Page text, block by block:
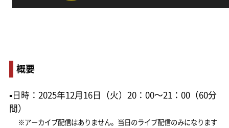
概要
▪日時：2025年12月16日（火）20：00～21：00（60分
間）
※アーカイブ配信はありません。当日のライブ配信のみになります